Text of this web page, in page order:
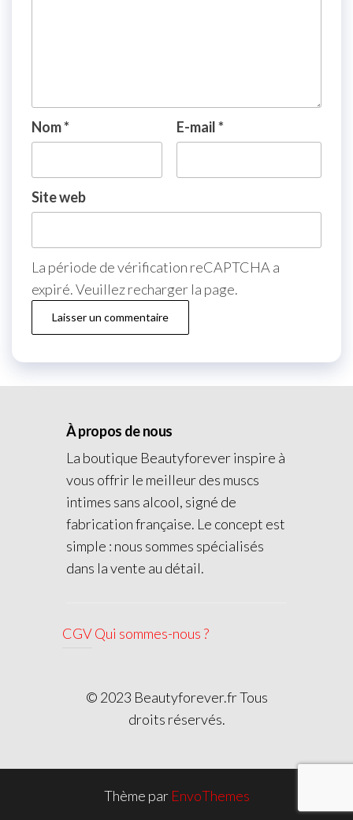
Nom* E-mail*
Site web
La période de vérification reCAPTCHA a
expiré. Veuillez recharger la page.
À propos de nous
La boutique Beautyforever inspire à
vous offrir le meilleur des muscs
intimes sans alcool, signé de
fabrication française. Le concept est
simple : nous sommes spécialisés
dans la vente au détail.
CGVQui sommes-nous ?
© 2023 Beautyforever.fr Tous
droits réservés.
Thème par EnvoThemes